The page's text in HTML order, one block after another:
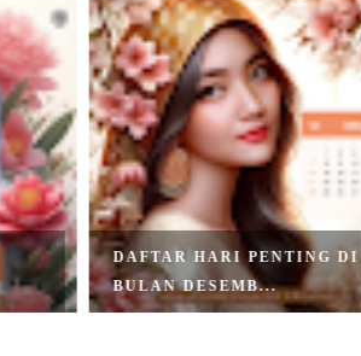
DAFTAR HARI PENTING DI
BULAN DESEMB...